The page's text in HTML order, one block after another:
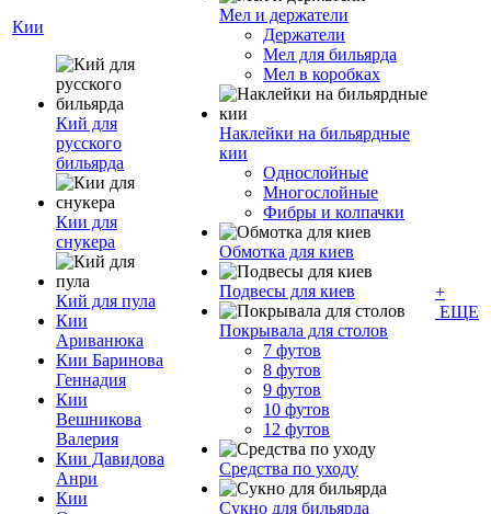
Кии
Кий для
русского
бильярда
Кии для
снукера
Кий для пула
Кии
Ариванюка
Кии Баринова
Геннадия
Кии
Вешникова
Валерия
Кии Давидова
Анри
Кии
Мел и держатели
Держатели
Мел для бильярда
Мел в коробках
Наклейки на бильярдные
кии
Однослойные
Многослойные
Фибры и колпачки
Обмотка для киев
Подвесы для киев
Покрывала для столов
7 футов
8 футов
9 футов
10 футов
12 футов
Средства по уходу
Сукно для бильярда
+
ЕЩЕ